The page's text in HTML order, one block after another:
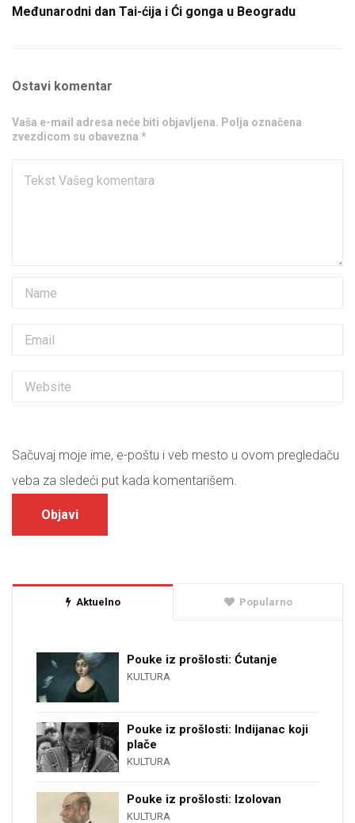
Međunarodni dan Tai-ćija i Ći gonga u Beogradu
Ostavi komentar
Vaša e-mail adresa neće biti objavljena. Polja označena
zvezdicom su obavezna *
Sačuvaj moje ime, e-poštu i veb mesto u ovom pregledaču
veba za sledeći put kada komentarišem.
Aktuelno Popularno
Pouke iz prošlosti: Ćutanje
KULTURA
Pouke iz prošlosti: Indijanac koji
plače
KULTURA
Pouke iz prošlosti: Izolovan
KULTURA